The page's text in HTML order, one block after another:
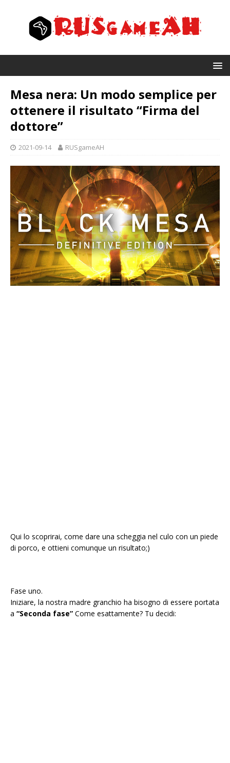
Mesa nera: Un modo semplice per
ottenere il risultato “Firma del
dottore”
2021-09-14 RUSgameAH
Qui lo scoprirai, come dare una scheggia nel culo con un piede
di porco, e ottieni comunque un risultato;)
Fase uno.
Iniziare, la nostra madre granchio ha bisogno di essere portata
a “Seconda fase” Come esattamente? Tu decidi: